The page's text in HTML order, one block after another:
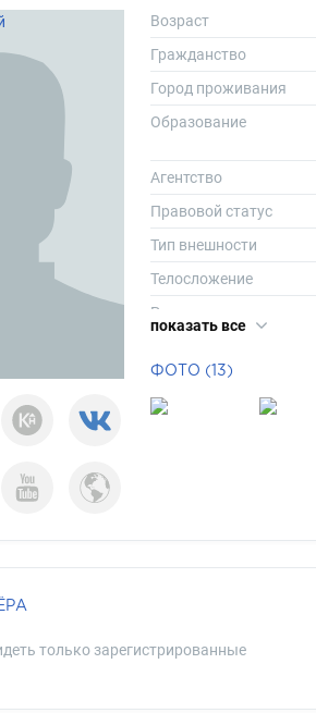
Возраст
Гражданство
Город проживания
Образование
Агентство
Правовой статус
Тип внешности
Телосложение
Рост
Размер одежды
Размер обуви
показать все
ФОТО (13)
только зарегистрированные